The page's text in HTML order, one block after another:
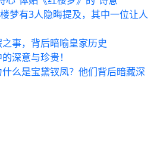
梦有3人隐晦提及，其中一位让人
事，背后暗喻皇家历史
深意与珍贵！
么是宝黛钗凤？他们背后暗藏深